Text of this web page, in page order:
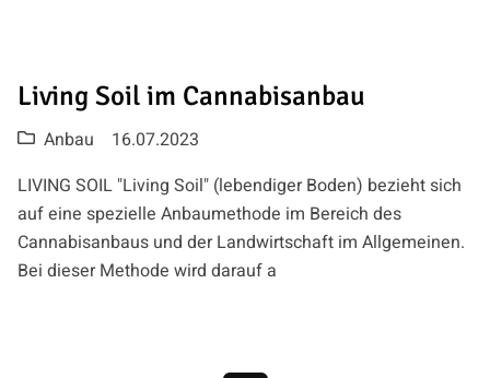
Living Soil im Cannabisanbau
Anbau
16.07.2023
LIVING SOIL "Living Soil" (lebendiger Boden) bezieht sich
auf eine spezielle Anbaumethode im Bereich des
Cannabisanbaus und der Landwirtschaft im Allgemeinen.
Bei dieser Methode wird darauf a